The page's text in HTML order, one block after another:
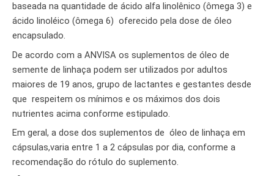
baseada na quantidade de ácido alfa linolênico (ômega 3) e
ácido linoléico (ômega 6) oferecido pela dose de óleo
encapsulado.
De acordo com a ANVISA os suplementos de óleo de
semente de linhaça podem ser utilizados por adultos
maiores de 19 anos, grupo de lactantes e gestantes desde
que respeitem os mínimos e os máximos dos dois
nutrientes acima conforme estipulado.
Em geral, a dose dos suplementos de óleo de linhaça em
cápsulas,varia entre 1 a 2 cápsulas por dia, conforme a
recomendação do rótulo do suplemento.